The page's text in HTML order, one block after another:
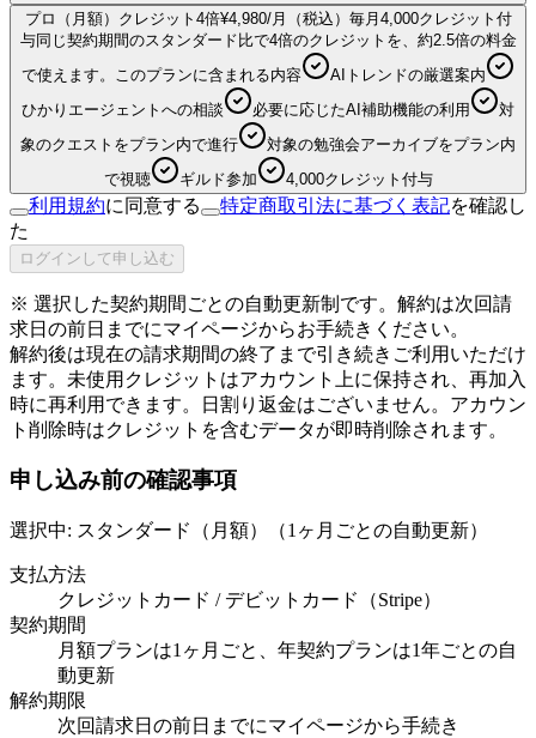
プロ（月額） クレジット4倍¥4,980/月（税込） 毎月4,000クレジット付
与同じ契約期間のスタンダード比で4倍のクレジットを、約2.5倍の料金
で使えます。
このプランに含まれる内容
AIトレンドの厳選案内
ひかりエージェントへの相談
必要に応じたAI補助機能の利用
対
象のクエストをプラン内で進行
対象の勉強会アーカイブをプラン内
で視聴
ギルド参加 4,000クレジット付与
利用規約に同意する 特定商取引法に基づく表記を確認し
た
ログインして申し込む
※ 選択した契約期間ごとの自動更新制です。解約は次回請
求日の前日までにマイページからお手続きください。
解約後は現在の請求期間の終了まで引き続きご利用いただけ
ます。未使用クレジットはアカウント上に保持され、再加入
時に再利用できます。日割り返金はございません。アカウン
ト削除時はクレジットを含むデータが即時削除されます。
申し込み前の確認事項
選択中: スタンダード（月額） （1ヶ月ごとの自動更新）
支払方法
クレジットカード / デビットカード（Stripe）
契約期間
月額プランは1ヶ月ごと、年契約プランは1年ごとの自
動更新
解約期限
次回請求日の前日までにマイページから手続き